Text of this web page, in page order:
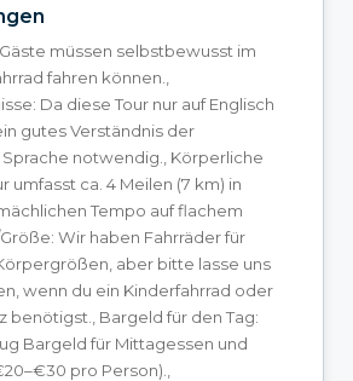
müssen selbstbewusst im
fahren können.,
Da diese Tour nur auf Englisch
gutes Verständnis der
notwendig., Körperliche
umfasst ca. 4 Meilen (7 km) in
Tempo auf flachem
Wir haben Fahrräder für
aber bitte lasse uns
wenn du ein Kinderfahrrad oder
benötigst., Bargeld für den Tag:
Bargeld für Mittagessen und
pro Person).,